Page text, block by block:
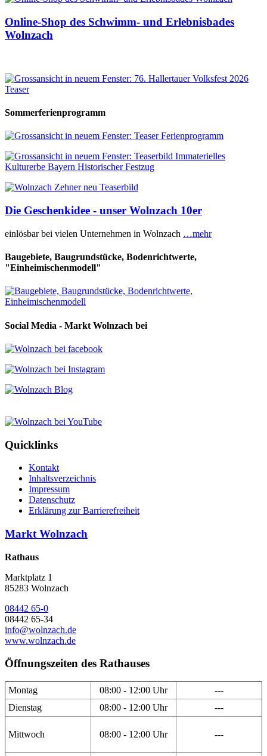
Online-Shop des Schwimm- und Erlebnisbades
Wolnzach
Sommerferienprogramm
Die Geschenkidee - unser Wolnzach 10er
einlösbar bei vielen Unternehmen in Wolnzach …mehr
Baugebiete, Baugrundstücke, Bodenrichtwerte,
"Einheimischenmodell"
Social Media - Markt Wolnzach bei
Quicklinks
Kontakt
Inhaltsverzeichnis
Impressum
Datenschutz
Erklärung zur Barrierefreiheit
Markt Wolnzach
Rathaus
Marktplatz 1
85283 Wolnzach
08442 65-0
08442 65-34
info@wolnzach.de
www.wolnzach.de
Öffnungszeiten des Rathauses
Montag 08:00 - 12:00 Uhr
---
Dienstag
08:00 - 12:00 Uhr ---
Mittwoch 08:00 - 12:00 Uhr ---